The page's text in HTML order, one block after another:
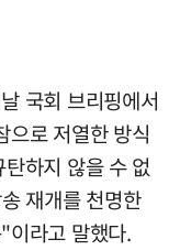
국회 브리핑에서
으로 저열한 방식
하지 않을 수 없
재개를 천명한
이라고 말했다.